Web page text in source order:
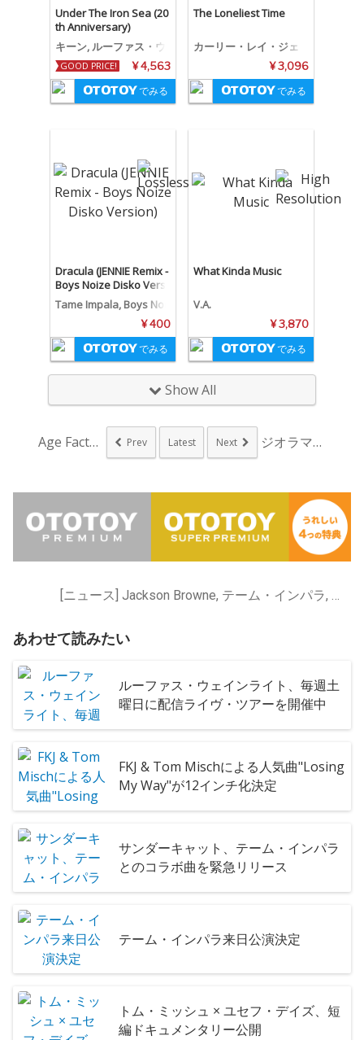
Under The Iron Sea (20
th Anniversary)
キーン, ルーファス・ウ
ェインライト, Neil Han
non
¥ 4,563
GOOD PRICE!
でみる
The Loneliest Time
カーリー・レイ・ジェ
プセン, ルーファス・ウ
¥ 3,096
でみる
Dracula (JENNIE Remix -
Boys Noize Disko Versi
on)
Tame Impala, Boys Noi
¥ 400
でみる
What Kinda Music
V.A.
¥ 3,870
でみる
Show All
Age Factor... Prev Latest Next ジオラマラジオ、実験...
[ニュース] Jackson Browne, テーム・インパラ, ディスクロージャー, トム・ミッシュ, ルーファス・ウェインライト
あわせて読みたい
ルーファス・ウェインライト、毎週土
曜日に配信ライヴ・ツアーを開催中
FKJ & Tom Mischによる人気曲"Losing
My Way"が12インチ化決定
サンダーキャット、テーム・インパラ
とのコラボ曲を緊急リリース
テーム・インパラ来日公演決定
トム・ミッシュ × ユセフ・デイズ、短
編ドキュメンタリー公開